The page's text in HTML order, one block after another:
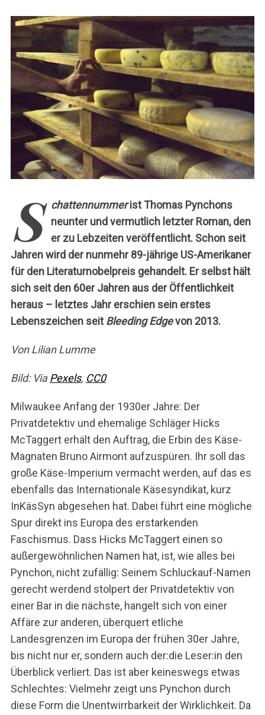
h
:
S chattennummerist Thomas Pynchons
neunter und vermutlich letzter Roman, den
er zu Lebzeiten veröffentlicht. Schon seit
Jahren wird der nunmehr 89-jährige US-Amerikaner
für den Literaturnobelpreis gehandelt. Er selbst hält
sich seit den 60er Jahren aus der Öffentlichkeit
heraus – letztes Jahr erschien sein erstes
Lebenszeichen seitBleeding Edgevon 2013.
Von Lilian Lumme
Bild: Via Pexels, CC0
Milwaukee Anfang der 1930er Jahre: Der
Privatdetektiv und ehemalige Schläger Hicks
McTaggert erhält den Auftrag, die Erbin des Käse-
Magnaten Bruno Airmont aufzuspüren. Ihr soll das
große Käse-Imperium vermacht werden, auf das es
ebenfalls das Internationale Käsesyndikat, kurz
InKäsSyn abgesehen hat. Dabei führt eine mögliche
Spur direkt ins Europa des erstarkenden
Faschismus. Dass Hicks McTaggert einen so
außergewöhnlichen Namen hat, ist, wie alles bei
Pynchon, nicht zufällig: Seinem Schluckauf-Namen
gerecht werdend stolpert der Privatdetektiv von
einer Bar in die nächste, hangelt sich von einer
Affäre zur anderen, überquert etliche
Landesgrenzen im Europa der frühen 30er Jahre,
bis nicht nur er, sondern auch der:die Leser:in den
Überblick verliert. Das ist aber keineswegs etwas
Schlechtes: Vielmehr zeigt uns Pynchon durch
diese Form die Unentwirrbarkeit der Wirklichkeit. Da